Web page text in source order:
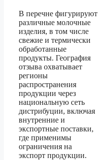
В перечне фигурируют
различные молочные
изделия, в том числе
свежие и термически
обработанные
продукты. География
отзыва охватывает
регионы
распространения
продукции через
национальную сеть
дистрибуции, включая
внутренние и
экспортные поставки,
где применимы
ограничения на
экспорт продукции.